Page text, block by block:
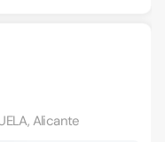
Alicante